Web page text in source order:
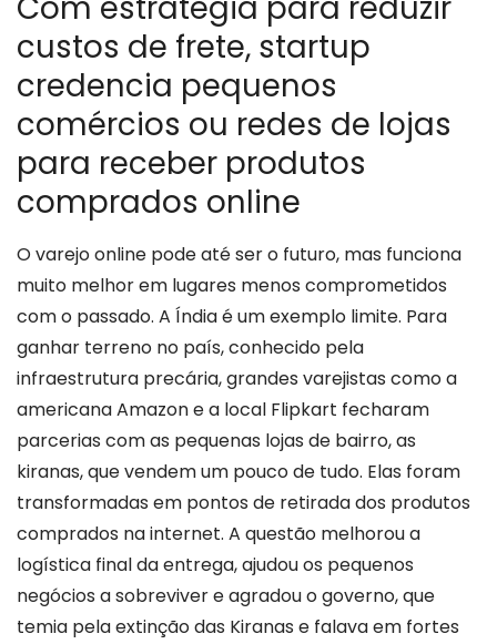
custos de frete, startup
credencia pequenos
comércios ou redes de lojas
para receber produtos
comprados online
O varejo online pode até ser o futuro, mas funciona
muito melhor em lugares menos comprometidos
com o passado. A Índia é um exemplo limite. Para
ganhar terreno no país, conhecido pela
infraestrutura precária, grandes varejistas como a
americana Amazon e a local Flipkart fecharam
parcerias com as pequenas lojas de bairro, as
kiranas, que vendem um pouco de tudo. Elas foram
transformadas em pontos de retirada dos produtos
comprados na internet. A questão melhorou a
logística final da entrega, ajudou os pequenos
negócios a sobreviver e agradou o governo, que
temia pela extinção das Kiranas e falava em fortes